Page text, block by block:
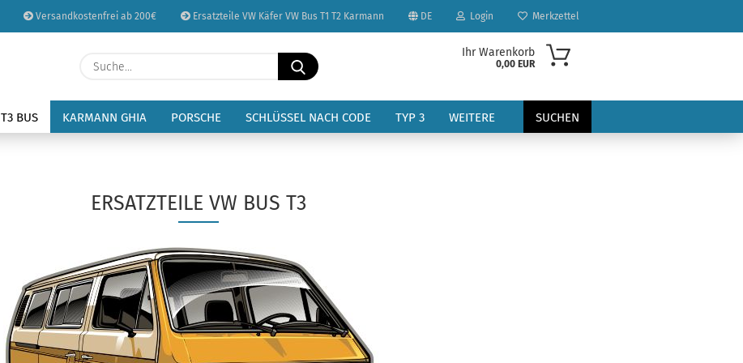
Versandkostenfrei ab 200€ Ersatzteile VW Käfer VW Bus T1 T2 Karmann DE
Sprache auswählen
Lieferland
Login
Passwort vergessen?
Merkzettel
Suche...
Ihr Warenkorb
0,00 EUR
T3 BUS KARMANN GHIA PORSCHE SCHLÜSSEL NACH CODE TYP 3 SUCHEN
WEITERE
ERSATZTEILE VW BUS T3